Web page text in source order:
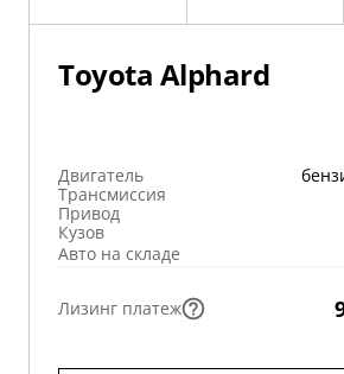
Toyota Alphard
Двигатель
Трансмиссия
Привод
Кузов
Авто на складе
Лизинг платеж